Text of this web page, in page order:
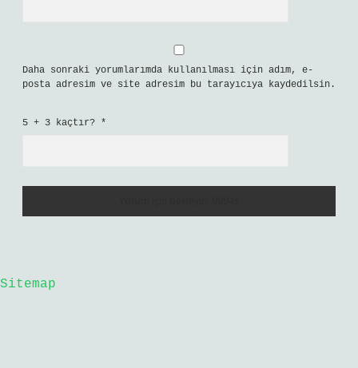
Daha sonraki yorumlarımda kullanılması için adım, e-
posta adresim ve site adresim bu tarayıcıya kaydedilsin.
5 + 3 kaçtır? *
Sitemap